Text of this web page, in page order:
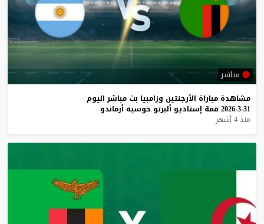
مباشر
مشاهدة مباراة الأرجنتين وزامبيا بث مباشر اليوم
31-3-2026
قمة إستاديو ألبرتو خوسيه أرماندو
منذ 4 أشهر